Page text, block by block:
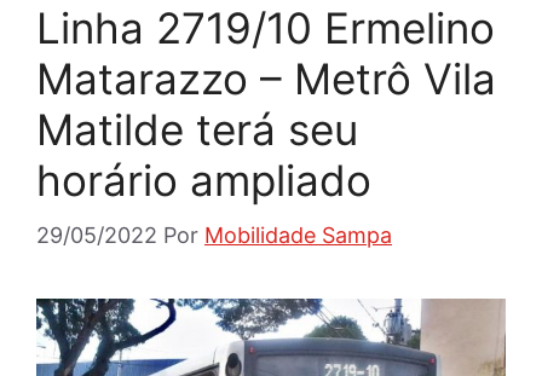
Linha 2719/10 Ermelino
Matarazzo – Metrô Vila
Matilde terá seu
horário ampliado
29/05/2022 Por Mobilidade Sampa